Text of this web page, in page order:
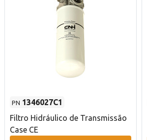
PN 1346027C1
Filtro Hidráulico de Transmissão
Case CE